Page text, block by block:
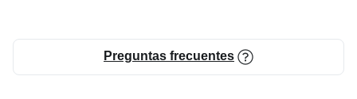
Preguntas frecuentes